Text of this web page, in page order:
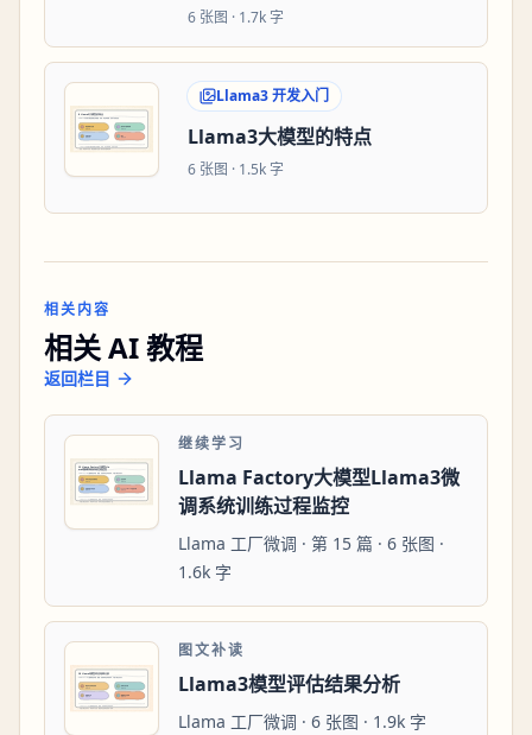
6 张图 · 1.7k 字
Llama3 开发入门
Llama3大模型的特点
6 张图 · 1.5k 字
相关内容
相关 AI 教程
返回栏目
继续学习
Llama Factory大模型Llama3微
调系统训练过程监控
Llama 工厂微调 · 第 15 篇 · 6 张图 ·
1.6k 字
图文补读
Llama3模型评估结果分析
Llama 工厂微调 · 6 张图 · 1.9k 字